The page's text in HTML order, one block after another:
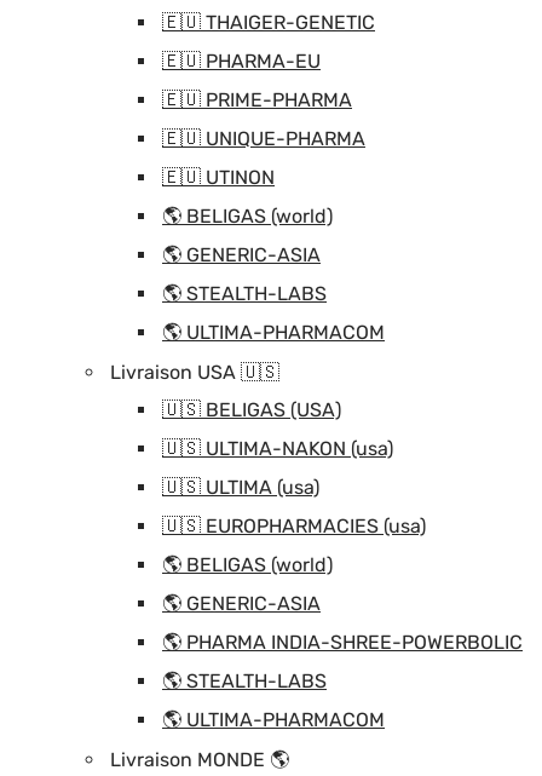
🇪🇺 THAIGER-GENETIC
🇪🇺 PHARMA-EU
🇪🇺 PRIME-PHARMA
🇪🇺 UNIQUE-PHARMA
🇪🇺 UTINON
🌎 BELIGAS (world)
🌎 GENERIC-ASIA
🌎 STEALTH-LABS
🌎 ULTIMA-PHARMACOM
Livraison USA 🇺🇸
🇺🇸 BELIGAS (USA)
🇺🇸 ULTIMA-NAKON (usa)
🇺🇸 ULTIMA (usa)
🇺🇸 EUROPHARMACIES (usa)
🌎 BELIGAS (world)
🌎 GENERIC-ASIA
🌎 PHARMA INDIA-SHREE-POWERBOLIC
🌎 STEALTH-LABS
🌎 ULTIMA-PHARMACOM
Livraison MONDE 🌎